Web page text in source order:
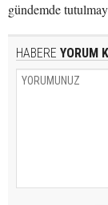
gündemde
HABERE YORUM